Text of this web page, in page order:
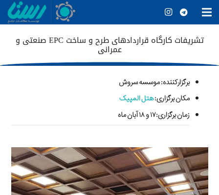
تشریفات کارگاه قراردادهای طرح و ساخت EPC صنعتی و
عمرانی
برگزارکننده: موسسه سروش
مکان برگزاری:هتل المپیک
زمان برگزاری:۱۷ و ۱۸ آبان ماه